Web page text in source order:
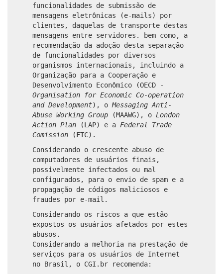
funcionalidades de submissão de
mensagens eletrônicas (e-mails) por
clientes, daquelas de transporte destas
mensagens entre servidores. bem como, a
recomendação da adoção desta separação
de funcionalidades por diversos
organismos internacionais, incluindo a
Organização para a Cooperação e
Desenvolvimento Econômico (OECD -
Organisation for Economic Co-operation
and Development), o Messaging Anti-
Abuse Working Group (MAAWG), o London
Action Plan (LAP) e a Federal Trade
Comission (FTC).
Considerando o crescente abuso de
computadores de usuários finais,
possivelmente infectados ou mal
configurados, para o envio de spam e a
propagação de códigos maliciosos e
fraudes por e-mail.
Considerando os riscos a que estão
expostos os usuários afetados por estes
abusos.
Considerando a melhoria na prestação de
serviços para os usuários de Internet
no Brasil, o CGI.br recomenda: